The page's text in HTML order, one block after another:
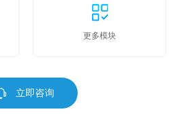
更多模块
立即咨询